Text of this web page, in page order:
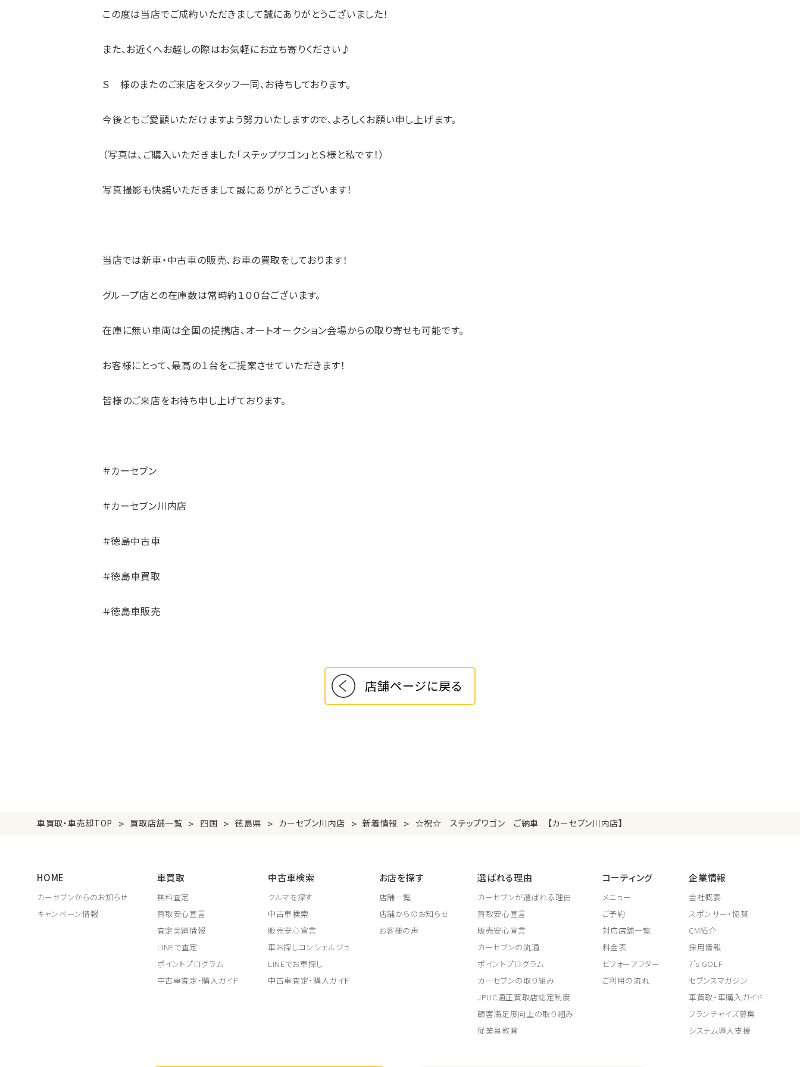
この度は当店でご成約いただきまして誠にありがとうございました！
また、お近くへお越しの際はお気軽にお立ち寄りください♪
Ｓ 様のまたのご来店をスタッフ一同、お待ちしております。
今後ともご愛顧いただけますよう努力いたしますので、よろしくお願い申し上げます。
（写真は、ご購入いただきました「ステップワゴン」とＳ様と私です！）
写真撮影も快諾いただきまして誠にありがとうございます！
当店では新車・中古車の販売、お車の買取をしております！
グループ店との在庫数は常時約１００台ございます。
在庫に無い車両は全国の提携店、オートオークション会場からの取り寄せも可能です。
お客様にとって、最高の１台をご提案させていただきます！
皆様のご来店をお待ち申し上げております。
＃カーセブン
＃カーセブン川内店
＃徳島中古車
＃徳島車買取
＃徳島車販売
店舗ページに戻る
車買取・車売却TOP > 買取店舗一覧 > 四国 > 徳島県 > カーセブン川内店 > 新着情報 > ☆祝☆ ステップワゴン ご納車 【カーセブン川内店】
HOME
カーセブンからのお知らせ
キャンペーン情報
車買取
無料査定
買取安心宣言
査定実績情報
LINEで査定
ポイントプログラム
中古車査定・購入ガイド
中古車検索
クルマを探す
中古車検索
販売安心宣言
車お探しコンシェルジュ
LINEでお車探し
中古車査定・購入ガイド
お店を探す
店舗一覧
店舗からのお知らせ
お客様の声
選ばれる理由
カーセブンが選ばれる理由
買取安心宣言
販売安心宣言
カーセブンの流通
ポイントプログラム
カーセブンの取り組み
JPUC適正買取店認定制度
顧客満足度向上の取り組み
従業員教育
コーティング
メニュー
ご予約
対応店舗一覧
料金表
ビフォーアフター
ご利用の流れ
企業情報
会社概要
スポンサー・協賛
CM紹介
採用情報
7's GOLF
セブンスマガジン
車買取・車購入ガイド
フランチャイズ募集
システム導入支援